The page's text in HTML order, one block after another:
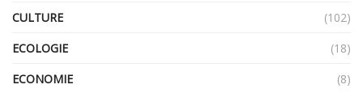
CULTURE
(102)
ECOLOGIE
(18)
ECONOMIE
(8)